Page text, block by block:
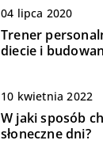
04 lipca 2020
Trener
diecie i
10 kwietnia 2022
W jaki sposób
słoneczne dni?